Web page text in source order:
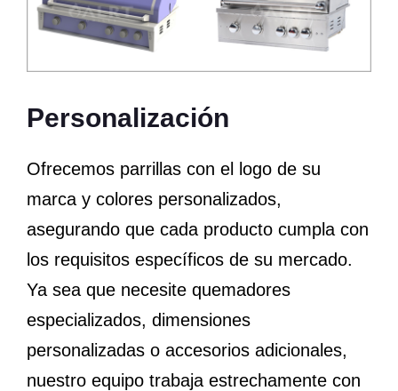
Personalización
Ofrecemos parrillas con el logo de su
marca y colores personalizados,
asegurando que cada producto cumpla con
los requisitos específicos de su mercado.
Ya sea que necesite quemadores
especializados, dimensiones
personalizadas o accesorios adicionales,
nuestro equipo trabaja estrechamente con